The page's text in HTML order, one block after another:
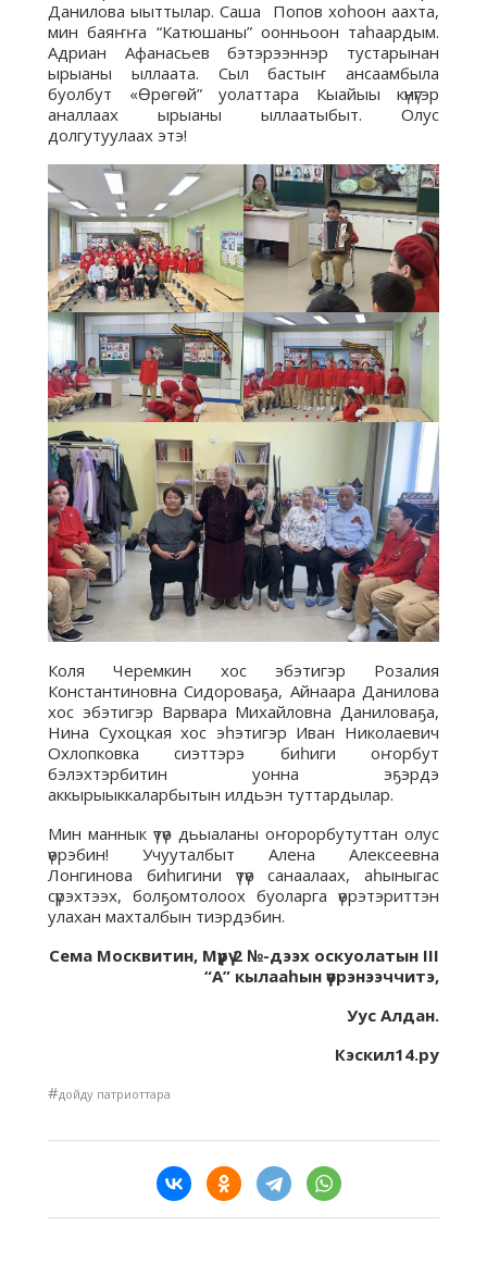
Данилова ыыттылар. Саша Попов хоһоон аахта,
мин баяҥҥа “Катюшаны” оонньоон таһаардым.
Адриан Афанасьев бэтэрээннэр тустарынан
ырыаны ыллаата. Сыл бастыҥ ансаамбыла
буолбут «Өрөгөй” уолаттара Кыайыы күнүгэр
аналлаах ырыаны ыллаатыбыт. Олус
долгутуулаах этэ!
Коля Черемкин хос эбэтигэр Розалия
Константиновна Сидороваҕа, Айнаара Данилова
хос эбэтигэр Варвара Михайловна Даниловаҕа,
Нина Сухоцкая хос эһэтигэр Иван Николаевич
Охлопковка сиэттэрэ биһиги оҥорбут
бэлэхтэрбитин уонна эҕэрдэ
аккырыыккаларбытын илдьэн туттардылар.
Мин маннык үтүө дьыаланы оҥорорбутуттан олус
үөрэбин! Учууталбыт Алена Алексеевна
Лонгинова биһигини үтүө санаалаах, аһыныгас
сүрэхтээх, болҕомтолоох буоларга үөрэтэриттэн
улахан махталбын тиэрдэбин.
Сема Москвитин, Мүрү 2 №-дээх оскуолатын III
“А” кылааһын үөрэнээччитэ,
Уус Алдан.
Кэскил14.ру
#дойду патриоттара